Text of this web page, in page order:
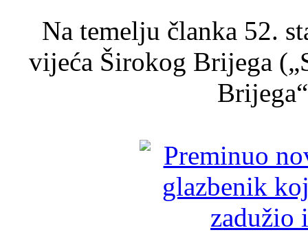
Na temelju članka 52.
vijeća Širokog Brijega